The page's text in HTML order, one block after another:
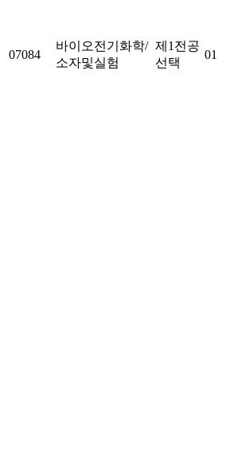
07084
바이오전기화학/
소자및실험
제1전공
선택
01